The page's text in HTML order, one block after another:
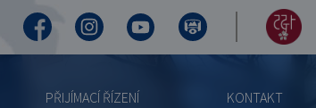
PŘIJÍMACÍ ŘÍZENÍ KONTAKT
hledaný text...
FacebookInstagramYoutubeVirtuální
155
výročí